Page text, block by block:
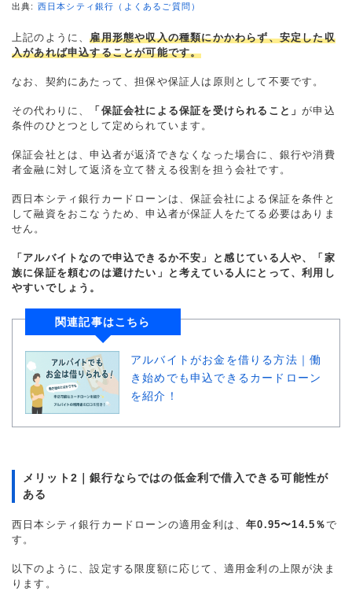
出典: 西日本シティ銀行（よくあるご質問）
上記のように、雇用形態や収入の種類にかかわらず、安定した収
入があれば申込することが可能です。
なお、契約にあたって、担保や保証人は原則として不要です。
その代わりに、 「保証会社による保証を受けられること」が申込
条件のひとつとして定められています。
保証会社とは、申込者が返済できなくなった場合に、銀行や消費
者金融に対して返済を立て替える役割を担う会社です。
西日本シティ銀行カードローンは、保証会社による保証を条件と
して融資をおこなうため、申込者が保証人をたてる必要はありま
せん。
「アルバイトなので申込できるか不安」と感じている人や、「家
族に保証を頼むのは避けたい」と考えている人にとって、利用し
やすいでしょう。
関連記事はこちら
アルバイトがお金を借りる方法｜働
き始めでも申込できるカードローン
を紹介！
メリット2｜銀行ならではの低金利で借入できる可能性が
ある
西日本シティ銀行カードローンの適用金利は、年0.95〜14.5％で
す。
以下のように、設定する限度額に応じて、適用金利の上限が決ま
ります。